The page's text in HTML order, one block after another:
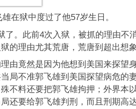
在狱中度过了他57岁生日。
了。此前4次入狱，被抓的理由不
的理由尤其荒唐，荒唐到超出想
由竟然是因为他想到美国来探望
局不准郭飞雄到美国探望病危的
不料还要把郭飞雄拘押；外界本
还要给郭飞雄判刑，而且刑期高